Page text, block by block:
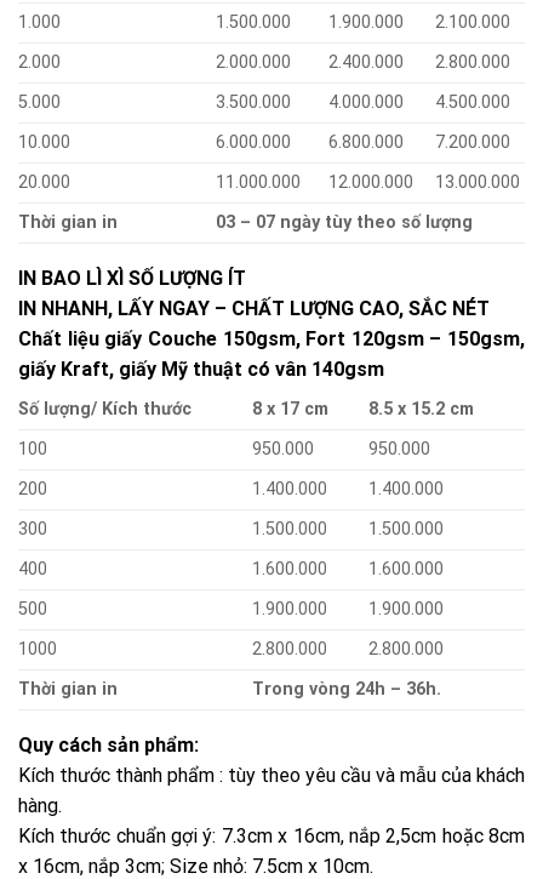
1.000
1.500.000 1.900.000
2.100.000
2.000
2.000.000 2.400.000
2.800.000
5.000
3.500.000 4.000.000
4.500.000
10.000
6.000.000 6.800.000
7.200.000
20.000
11.000.000 12.000.000
13.000.000
Thời gian in
03 – 07 ngày tùy theo số lượng
IN BAO LÌ XÌ SỐ LƯỢNG ÍT
IN NHANH, LẤY NGAY – CHẤT LƯỢNG CAO, SẮC NÉT
Chất liệu giấy Couche 150gsm, Fort 120gsm – 150gsm,
giấy Kraft, giấy Mỹ thuật có vân 140gsm
Số lượng/ Kích thước 8 x 17 cm
8.5 x 15.2 cm
100
950.000
950.000
200
1.400.000
1.400.000
300
1.500.000
1.500.000
400
1.600.000
1.600.000
500
1.900.000
1.900.000
1000
2.800.000
2.800.000
Thời gian in
Trong vòng 24h – 36h.
Quy cách sản phẩm:
Kích thước thành phẩm : tùy theo yêu cầu và mẫu của khách
hàng.
Kích thước chuẩn gợi ý: 7.3cm x 16cm, nắp 2,5cm hoặc 8cm
x 16cm, nắp 3cm; Size nhỏ: 7.5cm x 10cm.